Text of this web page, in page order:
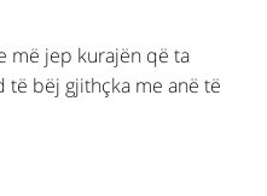
më jep kurajën që ta
të bëj gjithçka me anë të